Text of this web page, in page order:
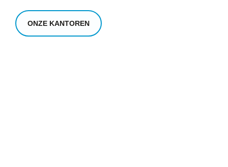
ONZE KANTOREN